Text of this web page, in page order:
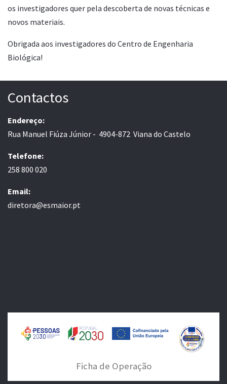
os investigadores quer pela descoberta de novas técnicas e
novos materiais.
Obrigada aos investigadores do Centro de Engenharia
Biológica!
Contactos
Endereço:
Rua Manuel Fiúza Júnior - 4904-872 Viana do Castelo
Telefone:
258 800 020
Email:
diretora@esmaior.pt
Ficha de Operação